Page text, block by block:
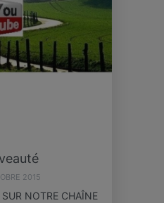
2015
NOTRE CHAÎNE